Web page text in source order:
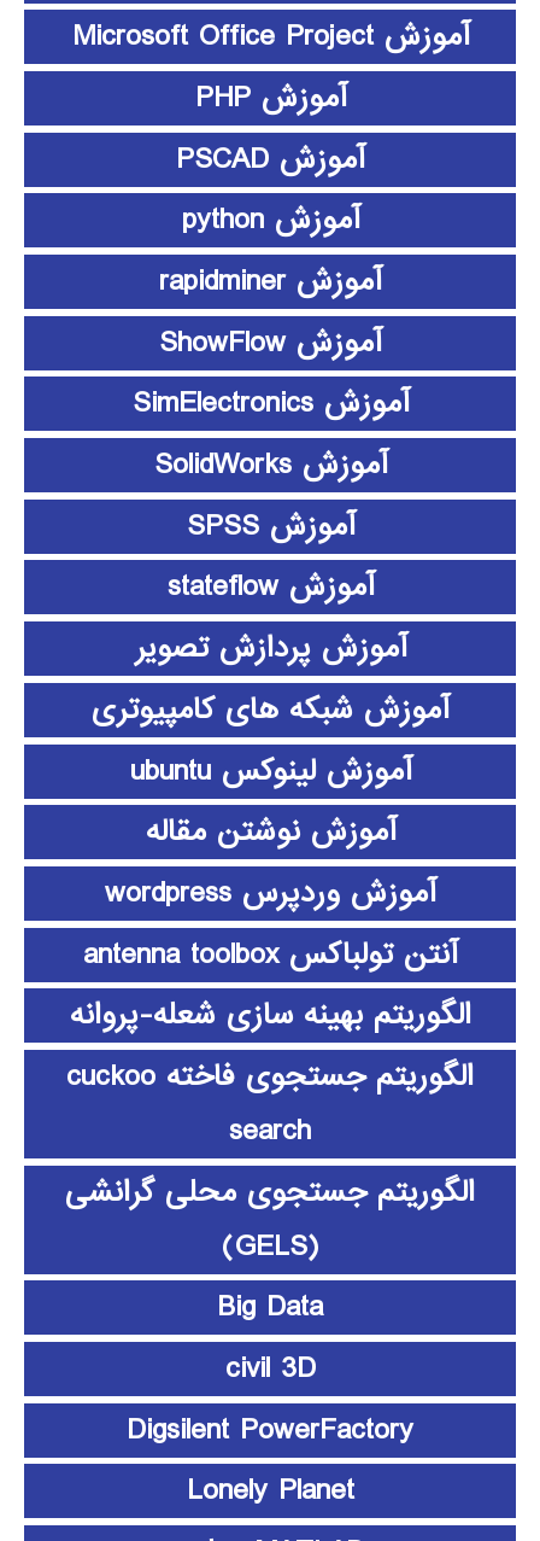
آموزش Microsoft Office Project
آموزش PHP
آموزش PSCAD
آموزش python
آموزش rapidminer
آموزش ShowFlow
آموزش SimElectronics
آموزش SolidWorks
آموزش SPSS
آموزش stateflow
آموزش پردازش تصویر
آموزش شبکه های کامپیوتری
آموزش لینوکس ubuntu
آموزش نوشتن مقاله
آموزش وردپرس wordpress
آنتن تولباکس antenna toolbox
الگوریتم بهینه سازی شعله-پروانه
الگوریتم جستجوی فاخته cuckoo
search
الگوریتم جستجوی محلی گرانشی
(GELS)
Big Data
civil 3D
Digsilent PowerFactory
Lonely Planet